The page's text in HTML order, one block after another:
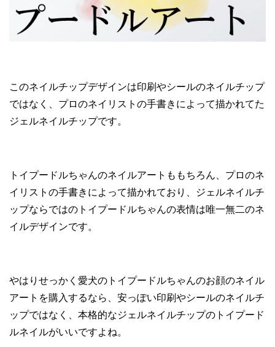
このネイルチップデザインは印刷やシールのネイルチップ
ではなく、プロのネイリストの手書きによって描かれてた
ジェルネイルチップです。
トイプードルちゃんのネイルアートももちろん、プロのネ
イリストの手書きによって描かれており、ジェルネイルチ
ップならではのトイプードルちゃんの表情は唯一無二のネ
イルデザインです。
やはりせっかく愛犬のトイプードルちゃんのお顔のネイル
アートを購入するなら、安っぽい印刷やシールのネイルチ
ップではなく、本格的なジェルネイルチップのトイプード
ルネイルがいいですよね。